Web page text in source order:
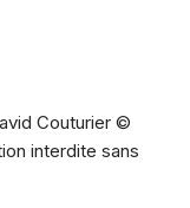
Couturier ©
interdite sans